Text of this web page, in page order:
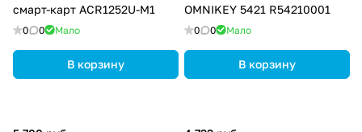
смарт-карт ACR1252U-M1
0 0 Мало
В корзину
OMNIKEY 5421 R54210001
0 0 Мало
В корзину